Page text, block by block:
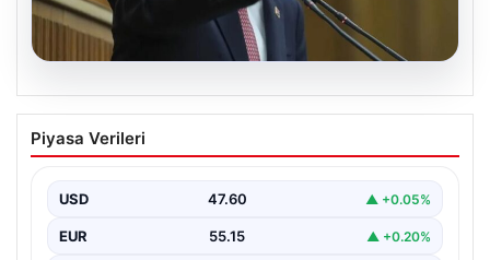
05.08.2026
Kılıçdaroğlu: Hesap sormaktan ve
vermekten çekinmeyiz
başlangıcını ilan eden Cumhuriyet Halk Partisi (CHP)
Genel…
Piyasa Verileri
USD 47.60 ▲ +0.05%
EUR 55.15 ▲ +0.20%